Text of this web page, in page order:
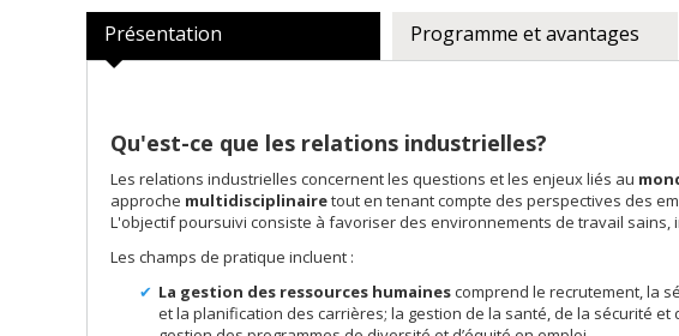
Présentation Programme et avantages
Qu'est-ce que les relations industrielles?
Les relations industrielles concernent les questions et les enjeux liés au
approche multidisciplinairetout en tenant compte des perspectives des
L'objectif poursuivi consiste à favoriser des environnements de travail sains,
Les champs de pratique incluent :
La gestion des ressources humainescomprend le recrutement, la
et la planification des carrières; la gestion de la santé, de la sécurité